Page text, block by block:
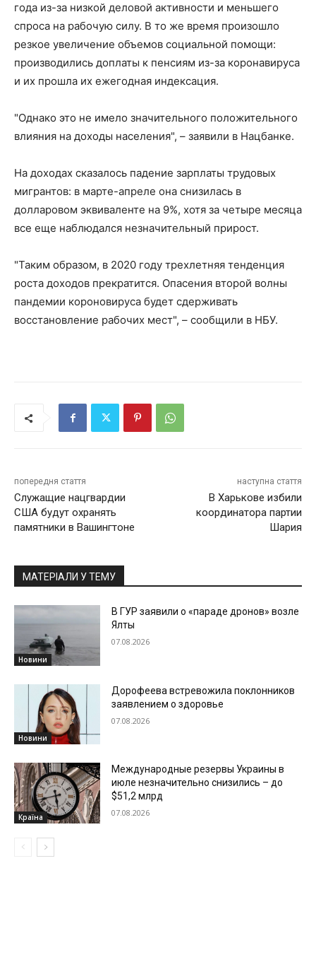
года из-за низкой деловой активности и меньшего
спроса на рабочую силу. В то же время произошло
резкое увеличение объемов социальной помощи:
производились доплаты к пенсиям из-за коронавируса
и их прошла их ежегодная индексация.
"Однако это не имело значительного положительного
влияния на доходы населения", – заявили в Нацбанке.
На доходах сказалось падение зарплаты трудовых
мигрантов: в марте-апреле она снизилась в
долларовом эквиваленте на 9%, хотя за четыре месяца
все еще наблюдался незначительный прирост.
"Таким образом, в 2020 году трехлетняя тенденция
роста доходов прекратится. Опасения второй волны
пандемии короновируса будет сдерживать
восстановление рабочих мест", – сообщили в НБУ.
попередня стаття
Служащие нацгвардии
США будут охранять
памятники в Вашингтоне
наступна стаття
В Харькове избили
координатора партии
Шария
МАТЕРІАЛИ У ТЕМУ
Новини
В ГУР заявили о «параде дронов» возле
Ялты
07.08.2026
Новини
Дорофеева встревожила поклонников
заявлением о здоровье
07.08.2026
Країна
Международные резервы Украины в
июле незначительно снизились – до
$51,2 млрд
07.08.2026